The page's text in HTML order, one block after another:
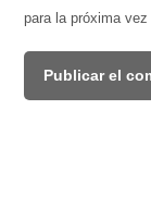
para la próxima